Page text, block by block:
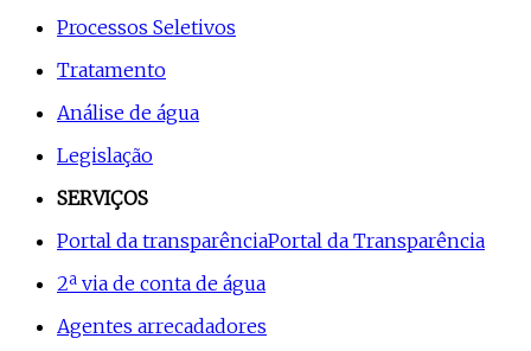
Processos Seletivos
Tratamento
Análise de água
Legislação
SERVIÇOS
Portal da transparênciaPortal da Transparência
2ª via de conta de água
Agentes arrecadadores